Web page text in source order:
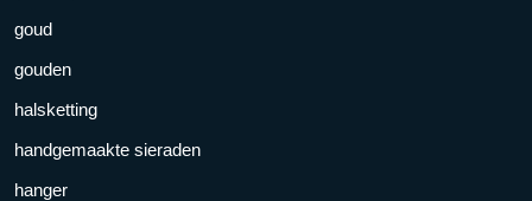
goud
gouden
halsketting
handgemaakte sieraden
hanger